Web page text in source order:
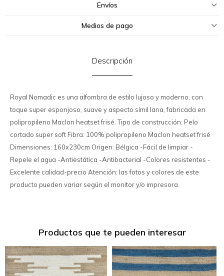
Envíos
Medios de pago
Descripción
Royal Nomadic es una alfombra de estilo lujoso y moderno, con
toque super esponjoso, suave y aspecto símil lana, fabricada en
polipropileno Maclon heatset frisé. Tipo de construcción: Pelo
cortado super soft Fibra: 100% polipropileno Maclon heatset frisé
Dimensiones: 160x230cm Origen: Bélgica -Fácil de limpiar -
Repele el agua -Antiestática -Antibacterial -Colores resistentes -
Excelente calidad-precio Atención: las fotos y colores de este
producto pueden variar según el monitor y/o impresora.
Productos que te pueden interesar